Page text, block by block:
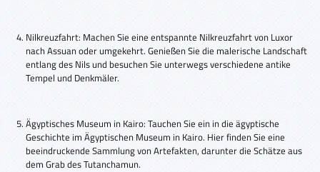
Nilkreuzfahrt: Machen Sie eine entspannte Nilkreuzfahrt von Luxor
nach Assuan oder umgekehrt. Genießen Sie die malerische Landschaft
entlang des Nils und besuchen Sie unterwegs verschiedene antike
Tempel und Denkmäler.
Ägyptisches Museum in Kairo: Tauchen Sie ein in die ägyptische
Geschichte im Ägyptischen Museum in Kairo. Hier finden Sie eine
beeindruckende Sammlung von Artefakten, darunter die Schätze aus
dem Grab des Tutanchamun.